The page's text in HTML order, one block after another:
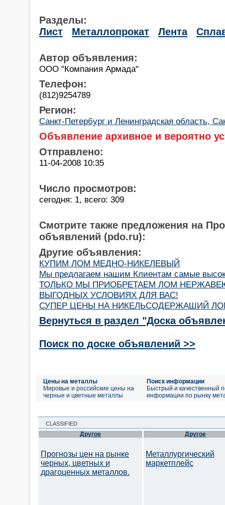
Разделы:
Лист
Металлопрокат Лента
Автор объявления:
ООО "Компания Армада"
Телефон:
(812)9254789
Регион:
Санкт-Петербург и Ленинградская область,
Объявление архивное и вероятно
Отправлено:
11-04-2008 10:35
Число просмотров:
сегодня: 1, всего: 309
Смотрите также предложения на
объявлений (pdo.ru):
Другие объявления:
КУПИМ ЛОМ МЕДНО-НИКЕЛЕВЫЙ
Мы предлагаем нашим Клиентам самые
ТОЛЬКО МЫ ПРИОБРЕТАЕМ ЛОМ
ВЫГОДНЫХ УСЛОВИЯХ ДЛЯ ВАС!
СУПЕР ЦЕНЫ НА НИКЕЛЬСОДЕРЖАШИЙ
Вернуться в раздел "Доска
Поиск по доске объявлений >>
Цены на металлы
Мировые и российские цены на
черные и цветные металлы
Поиск информации
Быстрый и качественный
информации по рынку
CLASSIFIED
Другое
Прогнозы цен на рынке
черных, цветных и
драгоценных металлов.
Другое
Металлургический
маркетплейс